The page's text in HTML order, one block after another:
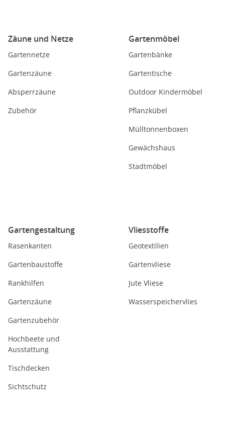
Zäune und Netze
Gartennetze
Gartenzäune
Absperrzäune
Zubehör
Gartenmöbel
Gartenbänke
Gartentische
Outdoor Kindermöbel
Pflanzkübel
Mülltonnenboxen
Gewächshaus
Stadtmöbel
Gartengestaltung
Rasenkanten
Gartenbaustoffe
Rankhilfen
Gartenzäune
Gartenzubehör
Hochbeete und
Ausstattung
Tischdecken
Sichtschutz
Vliesstoffe
Geotextilien
Gartenvliese
Jute Vliese
Wasserspeichervlies